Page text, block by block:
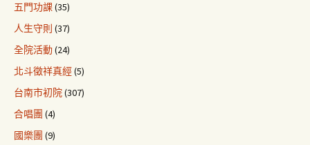
五門功課(35)
人生守則 (37)
全院活動(24)
北斗徵祥真經(5)
台南市初院(307)
合唱團 (4)
國樂團 (9)